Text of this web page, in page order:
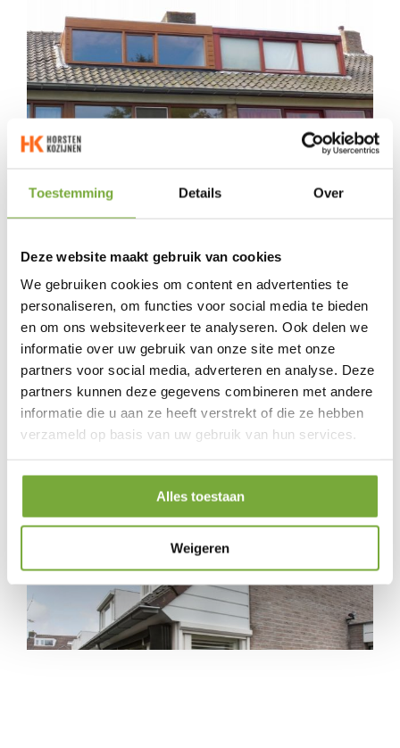
Toestemming Details Over
Deze website maakt gebruik van cookies
We gebruiken cookies om content en advertenties te
personaliseren, om functies voor social media te bieden
en om ons websiteverkeer te analyseren. Ook delen we
informatie over uw gebruik van onze site met onze
partners voor social media, adverteren en analyse. Deze
partners kunnen deze gegevens combineren met andere
informatie die u aan ze heeft verstrekt of die ze hebben
verzameld op basis van uw gebruik van hun services.
Alles toestaan
Weigeren
Vergunning voor uw nieuwbouw dakkapel
mogelijk dat u hiervoor een vergunning moet aanvragen bij
uw gemeente. Deze regels kunnen per gemeente
verschillen. Over het algemeen is een kleinere of
middelgrote dakkapel aan de achterzijde of zijkant van uw
woning vergunningsvrij. Indien u het prettig vindt, kijken wij
graag met u mee naar de mogelijkheden voor uw woning
op basis van het actuele bestemmingsplan.